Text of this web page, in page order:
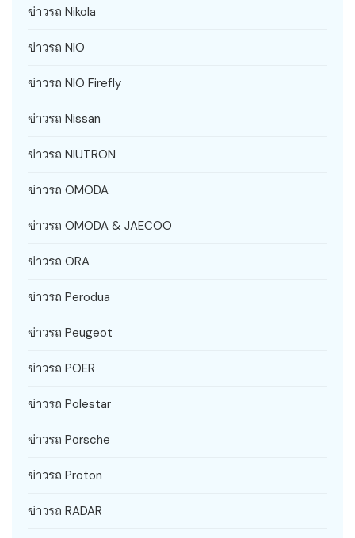
ข่าวรถ Nikola
ข่าวรถ NIO
ข่าวรถ NIO Firefly
ข่าวรถ Nissan
ข่าวรถ NIUTRON
ข่าวรถ OMODA
ข่าวรถ OMODA & JAECOO
ข่าวรถ ORA
ข่าวรถ Perodua
ข่าวรถ Peugeot
ข่าวรถ POER
ข่าวรถ Polestar
ข่าวรถ Porsche
ข่าวรถ Proton
ข่าวรถ RADAR